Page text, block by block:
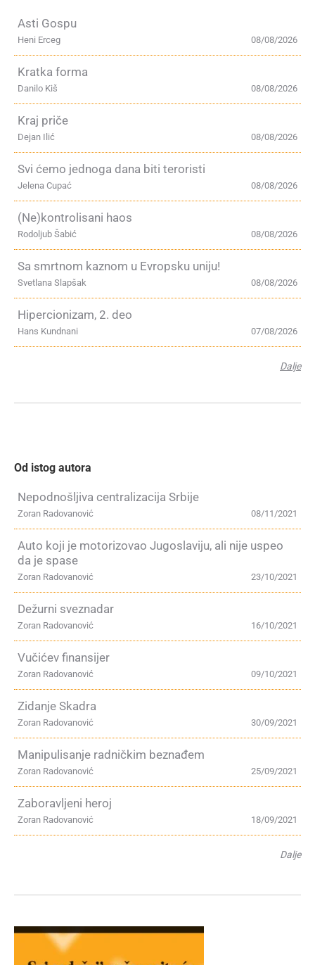
Asti Gospu
08/08/2026
Heni Erceg
Kratka forma
08/08/2026
Danilo Kiš
Kraj priče
08/08/2026
Dejan Ilić
Svi ćemo jednoga dana biti teroristi
08/08/2026
Jelena Cupać
(Ne)kontrolisani haos
08/08/2026
Rodoljub Šabić
Sa smrtnom kaznom u Evropsku uniju!
08/08/2026
Svetlana Slapšak
Hipercionizam, 2. deo
07/08/2026
Hans Kundnani
Dalje
Od istog autora
Nepodnošljiva centralizacija Srbije
08/11/2021
Zoran Radovanović
Auto koji je motorizovao Jugoslaviju, ali nije uspeo
da je spase
23/10/2021
Zoran Radovanović
Dežurni sveznadar
16/10/2021
Zoran Radovanović
Vučićev finansijer
09/10/2021
Zoran Radovanović
Zidanje Skadra
30/09/2021
Zoran Radovanović
Manipulisanje radničkim beznađem
25/09/2021
Zoran Radovanović
Zaboravljeni heroj
18/09/2021
Zoran Radovanović
Dalje